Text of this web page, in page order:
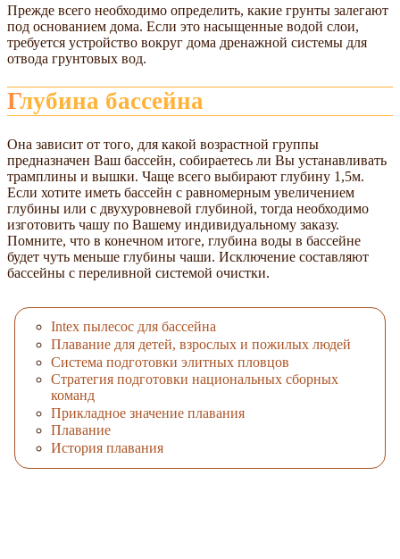
Прежде всего необходимо определить, какие грунты залегают
под основанием дома. Если это насыщенные водой слои,
требуется устройство вокруг дома дренажной системы для
отвода грунтовых вод.
Глубина бассейна
Она зависит от того, для какой возрастной группы
предназначен Ваш бассейн, собираетесь ли Вы устанавливать
трамплины и вышки. Чаще всего выбирают глубину 1,5м.
Если хотите иметь бассейн с равномерным увеличением
глубины или с двухуровневой глубиной, тогда необходимо
изготовить чашу по Вашему индивидуальному заказу.
Помните, что в конечном итоге, глубина воды в бассейне
будет чуть меньше глубины чаши. Исключение составляют
бассейны с переливной системой очистки.
Intex пылесос для бассейна
Плавание для детей, взрослых и пожилых людей
Система подготовки элитных пловцов
Стратегия подготовки национальных сборных
команд
Прикладное значение плавания
Плавание
История плавания